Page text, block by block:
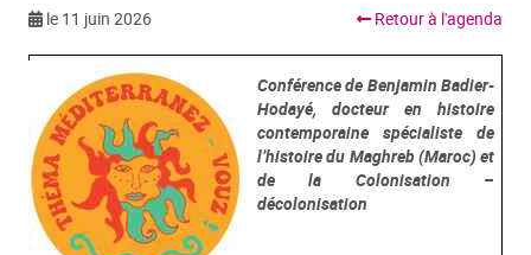
le 11 juin 2026 Retour à l'agenda
Conférence de Benjamin Badier-
Hodayé, docteur en histoire
contemporaine spécialiste de
l’histoire du Maghreb (Maroc) et
de la Colonisation –
décolonisation